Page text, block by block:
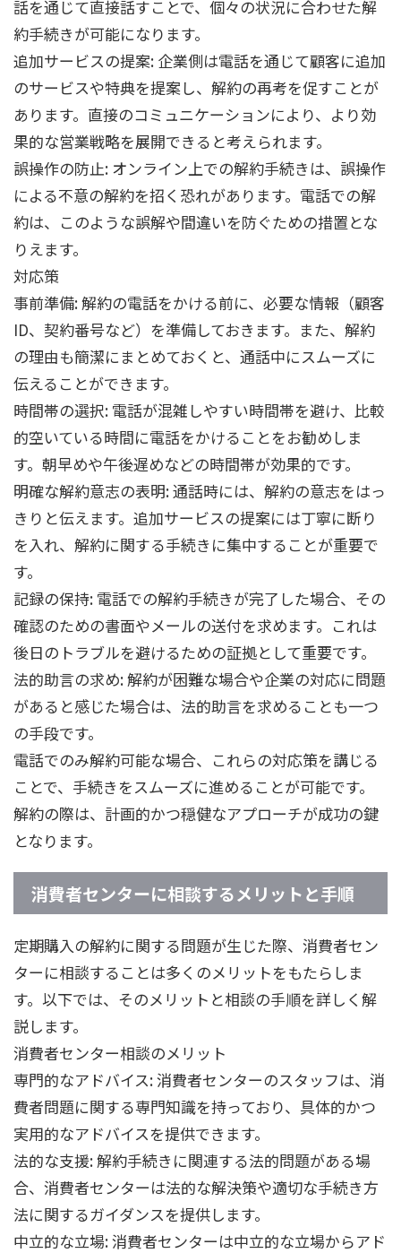
話を通じて直接話すことで、個々の状況に合わせた解
約手続きが可能になります。
追加サービスの提案: 企業側は電話を通じて顧客に追加
のサービスや特典を提案し、解約の再考を促すことが
あります。直接のコミュニケーションにより、より効
果的な営業戦略を展開できると考えられます。
誤操作の防止: オンライン上での解約手続きは、誤操作
による不意の解約を招く恐れがあります。電話での解
約は、このような誤解や間違いを防ぐための措置とな
りえます。
対応策
事前準備: 解約の電話をかける前に、必要な情報（顧客
ID、契約番号など）を準備しておきます。また、解約
の理由も簡潔にまとめておくと、通話中にスムーズに
伝えることができます。
時間帯の選択: 電話が混雑しやすい時間帯を避け、比較
的空いている時間に電話をかけることをお勧めしま
す。朝早めや午後遅めなどの時間帯が効果的です。
明確な解約意志の表明: 通話時には、解約の意志をはっ
きりと伝えます。追加サービスの提案には丁寧に断り
を入れ、解約に関する手続きに集中することが重要で
す。
記録の保持: 電話での解約手続きが完了した場合、その
確認のための書面やメールの送付を求めます。これは
後日のトラブルを避けるための証拠として重要です。
法的助言の求め: 解約が困難な場合や企業の対応に問題
があると感じた場合は、法的助言を求めることも一つ
の手段です。
電話でのみ解約可能な場合、これらの対応策を講じる
ことで、手続きをスムーズに進めることが可能です。
解約の際は、計画的かつ穏健なアプローチが成功の鍵
となります。
消費者センターに相談するメリットと手順
定期購入の解約に関する問題が生じた際、消費者セン
ターに相談することは多くのメリットをもたらしま
す。以下では、そのメリットと相談の手順を詳しく解
説します。
消費者センター相談のメリット
専門的なアドバイス: 消費者センターのスタッフは、消
費者問題に関する専門知識を持っており、具体的かつ
実用的なアドバイスを提供できます。
法的な支援: 解約手続きに関連する法的問題がある場
合、消費者センターは法的な解決策や適切な手続き方
法に関するガイダンスを提供します。
中立的な立場: 消費者センターは中立的な立場からアド